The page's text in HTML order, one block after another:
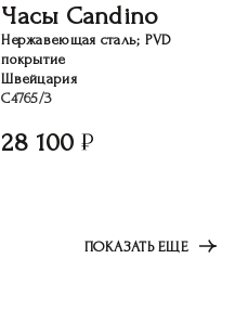
Часы Candino
Нержавеющая сталь; PVD
покрытие
Швейцария
C4765/3
28 100
ПОКАЗАТЬ ЕЩЕ